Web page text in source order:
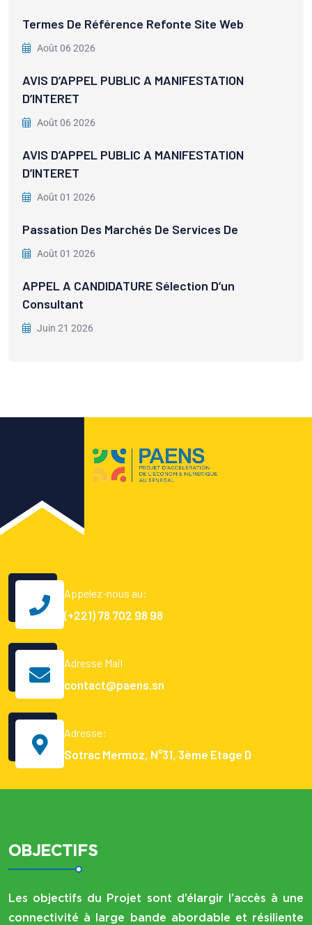
Termes De Référence Refonte Site Web
Août 06 2026
AVIS D’APPEL PUBLIC A MANIFESTATION
D’INTERET
Août 06 2026
AVIS D’APPEL PUBLIC A MANIFESTATION
D’INTERET
Août 01 2026
Passation Des Marchés De Services De
Août 01 2026
APPEL A CANDIDATURE Sélection D’un
Consultant
Juin 21 2026
Appelez-nous au:
(+221) 78 702 98 98
Adresse Mail
contact@paens.sn
Adresse:
Sotrac Mermoz, N°31, 3ème Etage D
OBJECTIFS
Les objectifs du Projet sont d’élargir l’accès à une
connectivité à large bande abordable et résiliente